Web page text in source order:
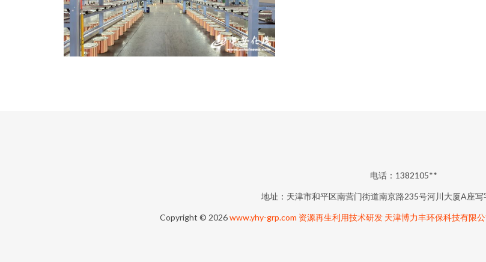
电话：1382105**
地址：天津市和平区南营门街道南京路235号河川大厦A座
Copyright © 2026www.yhy-grp.com 资源再生利用技术研发 天津博力丰环保科技有限公